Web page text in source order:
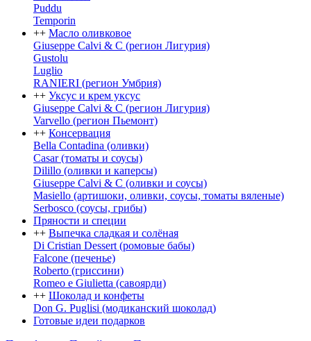
Puddu
Temporin
++ Масло оливковое
Giuseppe Calvi & C (регион Лигурия)
Gustolu
Luglio
RANIERI (регион Умбрия)
++ Уксус и крем уксус
Giuseppe Calvi & C (регион Лигурия)
Varvello (регион Пьемонт)
++ Консервация
Bella Contadina (оливки)
Casar (томаты и соусы)
Dilillo (оливки и каперсы)
Giuseppe Calvi & C (оливки и соусы)
Masiello (артишоки, оливки, соусы, томаты вяленые)
Serbosco (соусы, грибы)
Пряности и специи
++ Выпечка сладкая и солёная
Di Cristian Dessert (ромовые бабы)
Falcone (печенье)
Roberto (гриссини)
Romeo e Giulietta (савоярди)
++ Шоколад и конфеты
Don G. Puglisi (модиканский шоколад)
Готовые идеи подарков